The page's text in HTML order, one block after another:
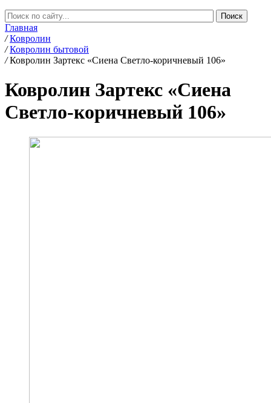
Главная
/ Ковролин
/ Ковролин бытовой
/ Ковролин Зартекс «Сиена Светло-коричневый 106»
Ковролин Зартекс «Сиена
Светло-коричневый 106»